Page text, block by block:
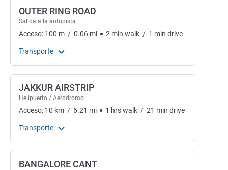
OUTER RING ROAD
Salida a la autopista
Acceso: 100 m / 0.06 mi 2 min walk / 1 min drive
Transporte
JAKKUR AIRSTRIP
Helipuerto / Aeródromo
Acceso: 10 km / 6.21 mi 1 hrswalk / 21 min drive
Transporte
BANGALORE CANT